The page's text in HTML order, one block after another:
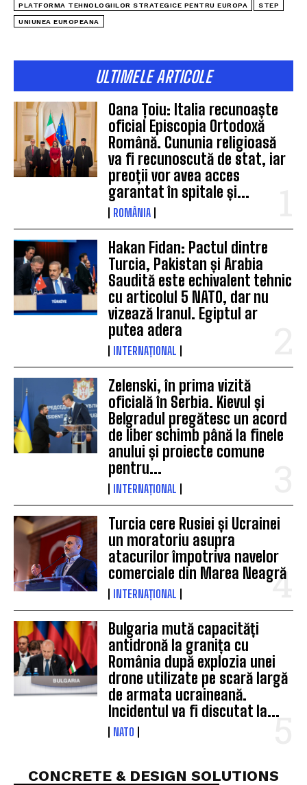
PLATFORMA TEHNOLOGIILOR STRATEGICE PENTRU EUROPA STEP
UNIUNEA EUROPEANA
ULTIMELE ARTICOLE
Oana Țoiu: Italia recunoaște
oficial Episcopia Ortodoxă
Română. Cununia religioasă
va fi recunoscută de stat, iar
preoții vor avea acces
garantat în spitale și...
ROMÂNIA
Hakan Fidan: Pactul dintre
Turcia, Pakistan și Arabia
Saudită este echivalent tehnic
cu articolul 5 NATO, dar nu
vizează Iranul. Egiptul ar
putea adera
INTERNAȚIONAL
Zelenski, în prima vizită
oficială în Serbia. Kievul și
Belgradul pregătesc un acord
de liber schimb până la finele
anului și proiecte comune
pentru...
INTERNAȚIONAL
Turcia cere Rusiei și Ucrainei
un moratoriu asupra
atacurilor împotriva navelor
comerciale din Marea Neagră
INTERNAȚIONAL
Bulgaria mută capacități
antidronă la granița cu
România după explozia unei
drone utilizate pe scară largă
de armata ucraineană.
Incidentul va fi discutat la...
NATO
CONCRETE & DESIGN SOLUTIONS